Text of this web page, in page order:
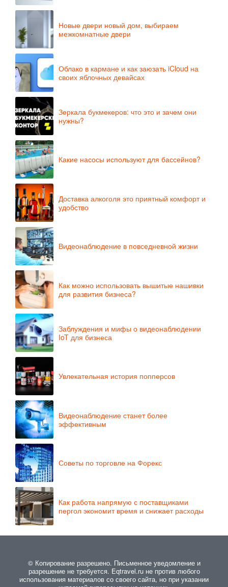
Новые двери новый дом, выбираем
межкомнатные двери
Облако в кармане и как заюзать iCloud на
своих яблочных девайсах
Зеркала букмекеров: что это и зачем они
нужны?
Какие насосы используют для бассейнов?
Доставка алкоголя это приятный комфорт и
удобство
Видеонаблюдение в повседневной жизни
Как можно использовать вышитые нашивки
для развития бизнеса?
Заблуждения и мифы о видеонаблюдении
IoT для бизнеса
Увлекательная история попперсов
Видеонаблюдение станет более
эффективным
Советы по торговле на Форекс
Как работа напрямую с поставщиками
пергол экономит время и снижает расходы
© Копирование разрешено. Письменное уведомление и
разрешение не требуется. Eqtravel.ru не против любого
использования материалов со своего сайта, но при указании